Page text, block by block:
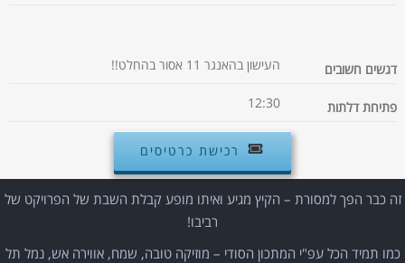
דגשים חשובים העישון בהאנגר 11 אסור בהחלט!!
פתיחת דלתות 12:30
רכישת כרטיסים
זה כבר הפך למסורת – הקיץ מגיע ואיתו מופע קבלת השבת של הפרויקט של
רביבו!
כמו תמיד הכל עפ"י המתכון הסודי – מוזיקה טובה, שמח, אווירה אש, נמל תל